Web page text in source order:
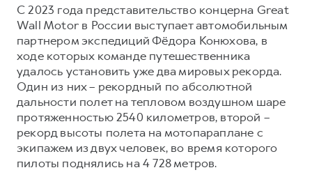
от 2 899 000 ₽
F7X
от 3 599 000 ₽
POER
от 3 449 000 ₽
Кредит
КОРПОРАТИВНЫМ КЛИЕНТАМ
Для малого бизнеса
Корпоративным клиентам
Крупным корпоративным клиентам
Система управления автопарком
ПОДДЕРЖКА
GWM Безопасность
Гарантия HAVAL
Мобильное приложение GWM
Программа «HAVAL Защита+»
Руководства по эксплуатации
Подписки
С 2023 года представительство концерна Great
Wall Motor в России выступает автомобильным
партнером экспедиций Фёдора Конюхова, в
ходе которых команде путешественника
удалось установить уже два мировых рекорда.
Один из них – рекордный по абсолютной
дальности полет на тепловом воздушном шаре
протяженностью 2540 километров, второй –
рекорд высоты полета на мотопараплане с
экипажем из двух человек, во время которого
пилоты поднялись на 4 728 метров.